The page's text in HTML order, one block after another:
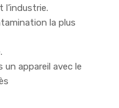
l’industrie.
la plus
un appareil avec le